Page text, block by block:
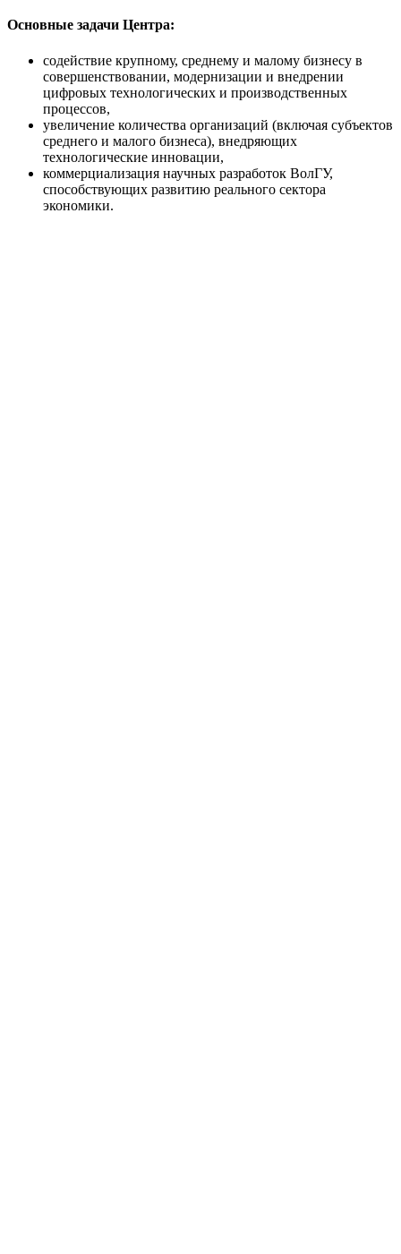
Основные задачи Центра:
содействие крупному, среднему и малому бизнесу в
совершенствовании, модернизации и внедрении
цифровых технологических и производственных
процессов,
увеличение количества организаций (включая субъектов
среднего и малого бизнеса), внедряющих
технологические инновации,
коммерциализация научных разработок ВолГУ,
способствующих развитию реального сектора
экономики.